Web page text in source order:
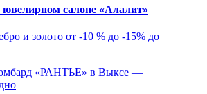
салоне «Алалит»
и золото от -10 % до -15% до